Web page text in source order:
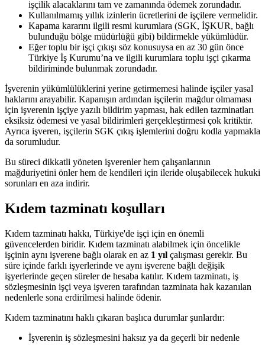
işçilik alacaklarını tam ve zamanında ödemek zorundadır.
Kullanılmamış yıllık izinlerin ücretlerini de işçilere vermelidir.
Kapama kararını ilgili resmi kurumlara (SGK, İŞKUR, bağlı
bulunduğu bölge müdürlüğü gibi) bildirmekle yükümlüdür.
Eğer toplu bir işçi çıkışı söz konusuysa en az 30 gün önce
Türkiye İş Kurumu’na ve ilgili kurumlara toplu işçi çıkarma
bildiriminde bulunmak zorundadır.
İşverenin yükümlülüklerini yerine getirmemesi halinde işçiler yasal
haklarını arayabilir. Kapanışın ardından işçilerin mağdur olmaması
için işverenin işçiye yazılı bildirim yapması, hak edilen tazminatları
eksiksiz ödemesi ve yasal bildirimleri gerçekleştirmesi çok kritiktir.
Ayrıca işveren, işçilerin SGK çıkış işlemlerini doğru kodla yapmakla
da sorumludur.
Bu süreci dikkatli yöneten işverenler hem çalışanlarının
mağduriyetini önler hem de kendileri için ileride oluşabilecek hukuki
sorunları en aza indirir.
Kıdem tazminatı koşulları
Kıdem tazminatı hakkı, Türkiye'de işçi için en önemli
güvencelerden biridir. Kıdem tazminatı alabilmek için öncelikle
işçinin aynı işverene bağlı olarak en az 1 yıl çalışması gerekir. Bu
süre içinde farklı işyerlerinde ve aynı işverene bağlı değişik
işyerlerinde geçen süreler de hesaba katılır. Kıdem tazminatı, iş
sözleşmesinin işçi veya işveren tarafından tazminata hak kazanılan
nedenlerle sona erdirilmesi halinde ödenir.
Kıdem tazminatını haklı çıkaran başlıca durumlar şunlardır:
İşverenin iş sözleşmesini haksız ya da geçerli bir nedenle